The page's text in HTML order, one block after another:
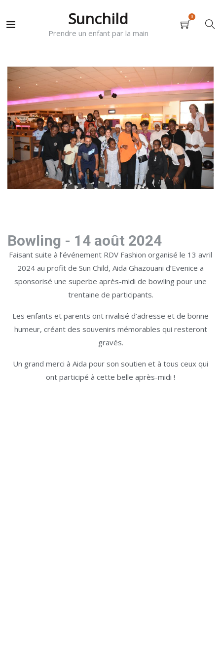
Sunchild
Prendre un enfant par la main
0
Bowling - 14 août 2024
Faisant suite à l’événement RDV Fashion organisé le 13 avril
2024 au profit de Sun Child, Aida Ghazouani d’Evenice a
sponsorisé une superbe après-midi de bowling pour une
trentaine de participants.
Les enfants et parents ont rivalisé d’adresse et de bonne
humeur, créant des souvenirs mémorables qui resteront
gravés.
Un grand merci à Aida pour son soutien et à tous ceux qui
ont participé à cette belle après-midi !